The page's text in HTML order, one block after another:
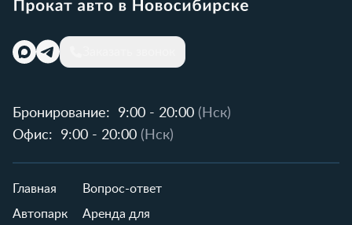
Бронирование: 9:00 - 20:00 (Нск)
Офис:
9:00 - 20:00 (Нск)
Главная
Автопарк
Вопрос-ответ
Аренда для